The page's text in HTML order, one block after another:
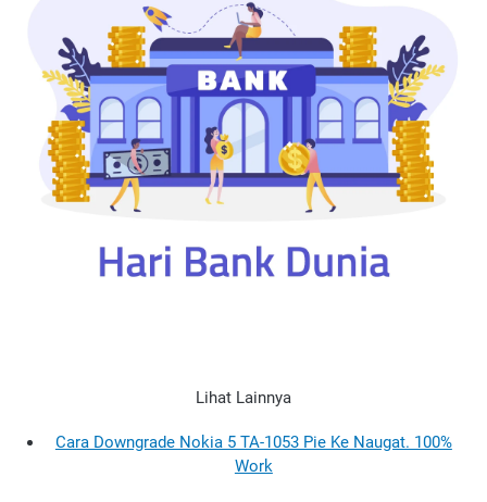
Lihat Lainnya
Cara Downgrade Nokia 5 TA-1053 Pie Ke Naugat. 100%
Work